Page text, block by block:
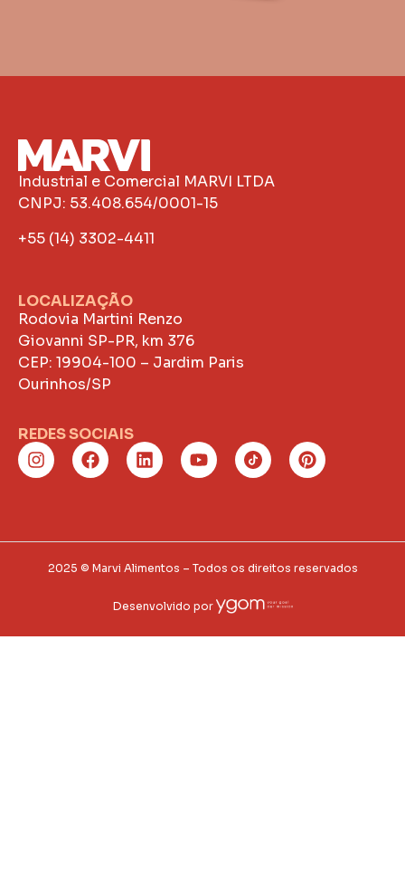
Industrial e Comercial MARVI LTDA
CNPJ: 53.408.654/0001-15
+55 (14) 3302-4411
LOCALIZAÇÃO
Rodovia Martini Renzo
Giovanni SP-PR, km 376
CEP: 19904-100 – Jardim Paris
Ourinhos/SP
REDES SOCIAIS
2025 © Marvi Alimentos – Todos os direitos reservados
Desenvolvido por